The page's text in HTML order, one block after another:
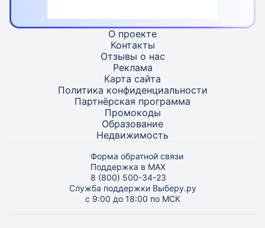
О проекте
Контакты
Отзывы о нас
Реклама
Карта сайта
Политика конфиденциальности
Партнёрская программа
Промокоды
Образование
Недвижимость
Форма обратной связи
Поддержка в MAX
8 (800) 500-34-23
Служба поддержки Выберу.ру
с 9:00 до 18:00 по МСК